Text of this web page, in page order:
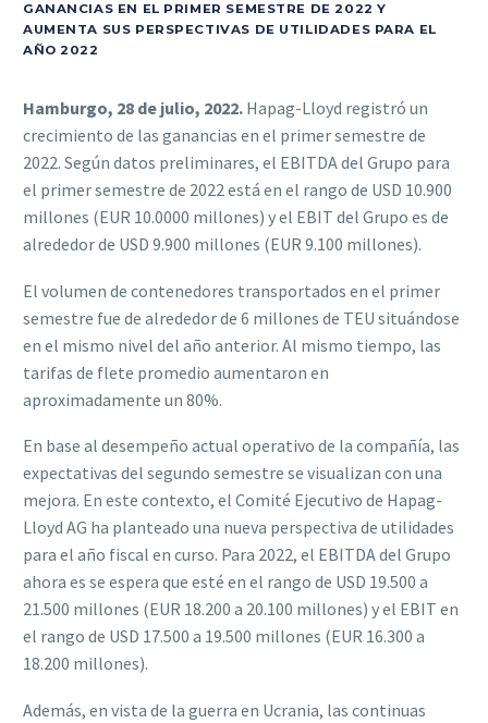
GANANCIAS EN EL PRIMER SEMESTRE DE 2022 Y
AUMENTA SUS PERSPECTIVAS DE UTILIDADES PARA EL
AÑO 2022
Hamburgo, 28 de julio, 2022. Hapag-Lloyd registró un
crecimiento de las ganancias en el primer semestre de
2022. Según datos preliminares, el EBITDA del Grupo para
el primer semestre de 2022 está en el rango de USD 10.900
millones (EUR 10.0000 millones) y el EBIT del Grupo es de
alrededor de USD 9.900 millones (EUR 9.100 millones).
El volumen de contenedores transportados en el primer
semestre fue de alrededor de 6 millones de TEU situándose
en el mismo nivel del año anterior. Al mismo tiempo, las
tarifas de flete promedio aumentaron en
aproximadamente un 80%.
En base al desempeño actual operativo de la compañía, las
expectativas del segundo semestre se visualizan con una
mejora. En este contexto, el Comité Ejecutivo de Hapag-
Lloyd AG ha planteado una nueva perspectiva de utilidades
para el año fiscal en curso. Para 2022, el EBITDA del Grupo
ahora es se espera que esté en el rango de USD 19.500 a
21.500 millones (EUR 18.200 a 20.100 millones) y el EBIT en
el rango de USD 17.500 a 19.500 millones (EUR 16.300 a
18.200 millones).
Además, en vista de la guerra en Ucrania, las continuas